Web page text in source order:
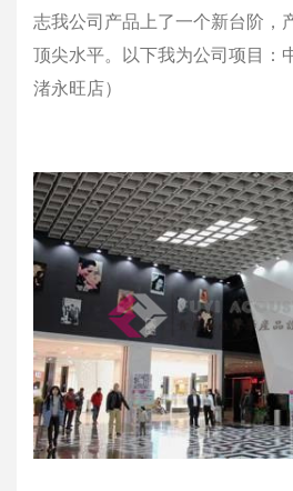
志我公司产品上了一个新台阶，
顶尖水平。以下我为公司项目：
渚永旺店）